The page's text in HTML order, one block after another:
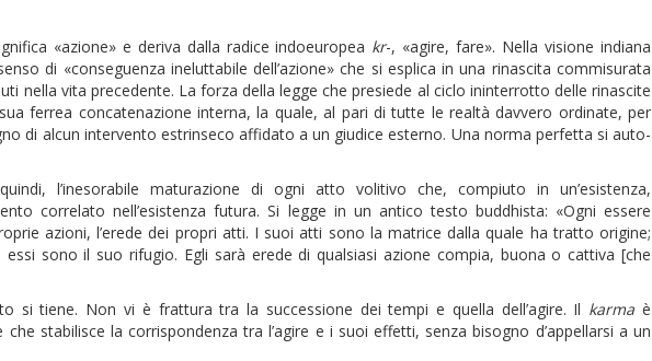
«azione» e deriva dalla radice indoeuropea kr-, «agire, fare». Nella visione indiana
di «conseguenza ineluttabile dell’azione» che si esplica in una rinascita commisurata
nella vita precedente. La forza della legge che presiede al ciclo ininterrotto delle rinascite
ferrea concatenazione interna, la quale, al pari di tutte le realtà davvero ordinate, per
di alcun intervento estrinseco affidato a un giudice esterno. Una norma perfetta si auto-
l’inesorabile maturazione di ogni atto volitivo che, compiuto in un’esistenza,
correlato nell’esistenza futura. Si legge in un antico testo buddhista: «Ogni essere
azioni, l’erede dei propri atti. I suoi atti sono la matrice dalla quale ha tratto origine;
sono il suo rifugio. Egli sarà erede di qualsiasi azione compia, buona o cattiva [che
si tiene. Non vi è frattura tra la successione dei tempi e quella dell’agire. Il karma è
che stabilisce la corrispondenza tra l’agire e i suoi effetti, senza bisogno d’appellarsi a un